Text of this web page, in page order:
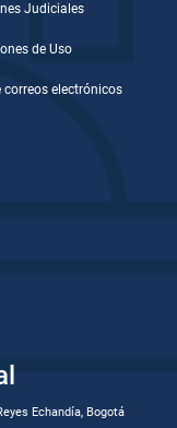
Judiciales
de Uso
correos electrónicos
Echandía, Bogotá